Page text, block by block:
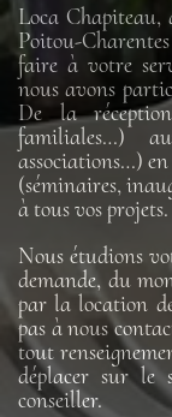
Loca
Poitou-
faire à votre
nous avons
De la
familiales…)
associations…) en
(séminaires,
à tous vos projets.
Nous étudions
demande, du
par la location
pas à nous
tout
déplacer sur le
conseiller.